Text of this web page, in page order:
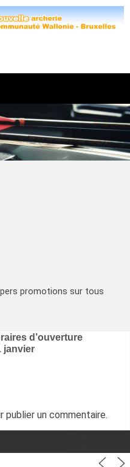
promotions sur tous
d’ouverture
janvier
publier un commentaire.